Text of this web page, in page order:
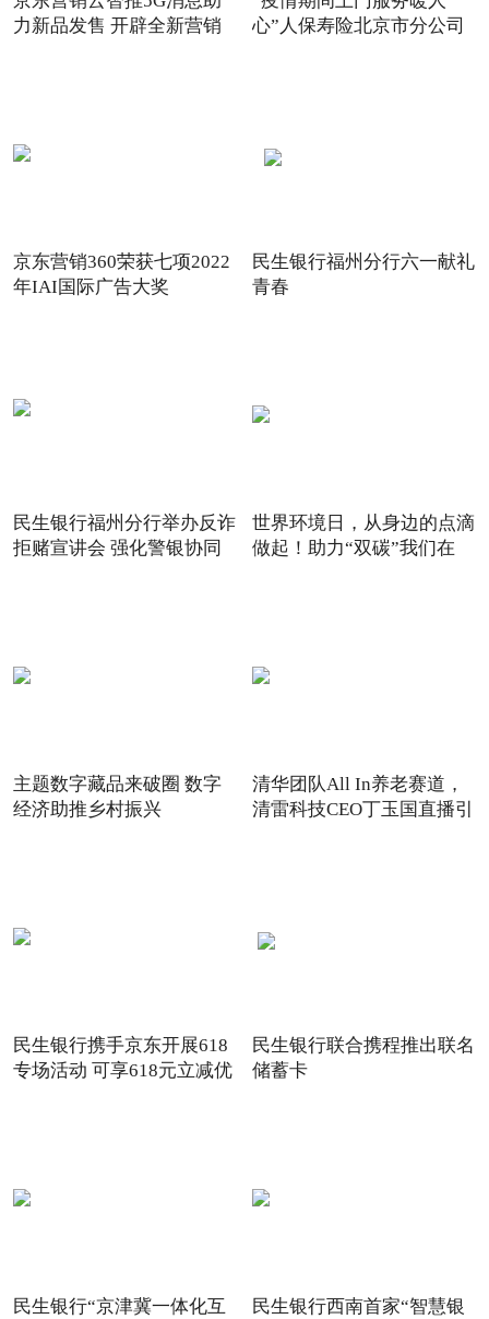
力新品发售 开辟全新营销
心”人保寿险北京市分公司
京东营销360荣获七项2022
年IAI国际广告大奖
民生银行福州分行六一献礼
青春
民生银行福州分行举办反诈
拒赌宣讲会 强化警银协同
世界环境日，从身边的点滴
做起！助力“双碳”我们在
主题数字藏品来破圈 数字
经济助推乡村振兴
清华团队All In养老赛道，
清雷科技CEO丁玉国直播引
民生银行携手京东开展618
专场活动 可享618元立减优
民生银行联合携程推出联名
储蓄卡
民生银行“京津冀一体化互
民生银行西南首家“智慧银